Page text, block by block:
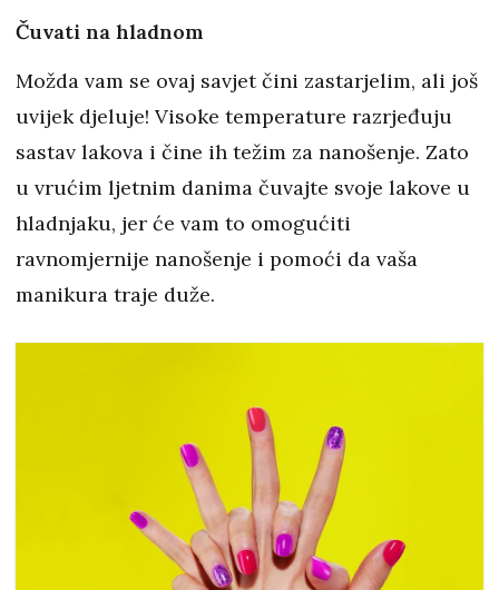
Čuvati na hladnom
Možda vam se ovaj savjet čini zastarjelim, ali još
uvijek djeluje! Visoke temperature razrjeđuju
sastav lakova i čine ih težim za nanošenje. Zato
u vrućim ljetnim danima čuvajte svoje lakove u
hladnjaku, jer će vam to omogućiti
ravnomjernije nanošenje i pomoći da vaša
manikura traje duže.